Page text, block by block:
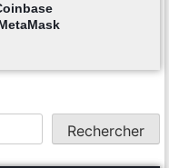
Rechercher